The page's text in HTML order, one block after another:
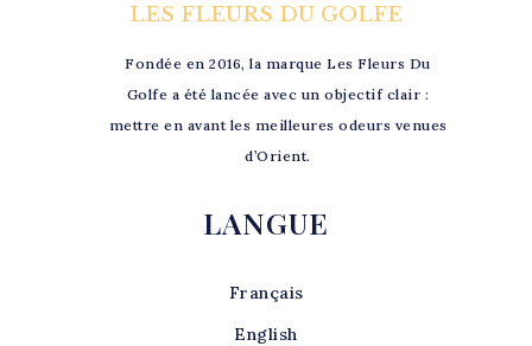
LES FLEURS DU GOLFE
Fondée en 2016, la marque Les Fleurs Du
Golfe a été lancée avec un objectif clair :
mettre en avant les meilleures odeurs venues
d’Orient.
LANGUE
Français
English